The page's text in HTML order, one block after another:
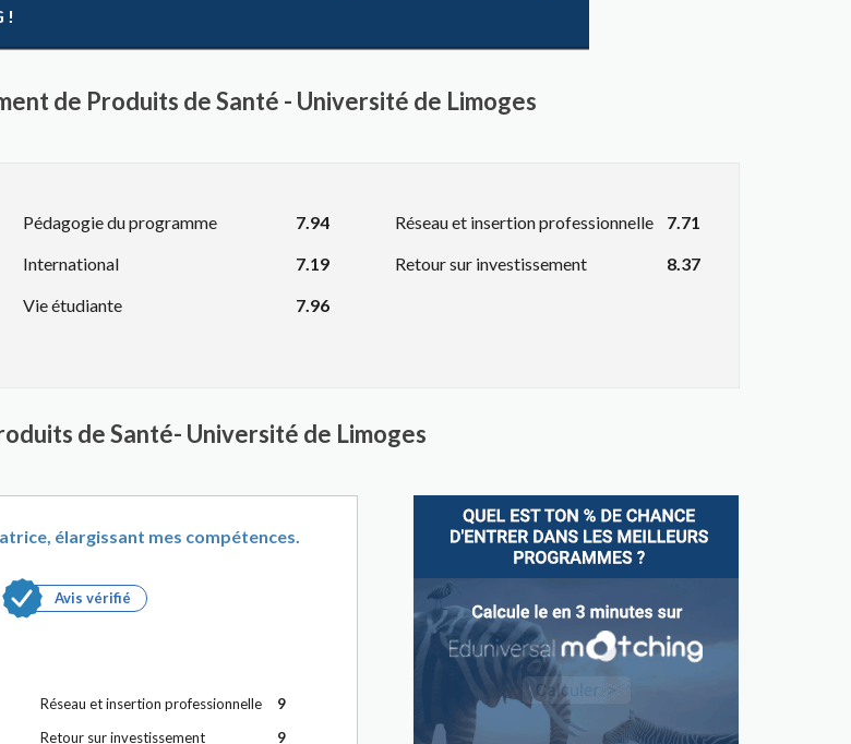
!
de Produits de Santé - Université de Limoges
Pédagogie du programme
7.94
International
7.19
Vie étudiante
7.96
Réseau et insertion professionnelle
7.71
Retour sur investissement
8.37
de Santé- Université de Limoges
élargissant mes compétences.
Avis vérifié
Réseau et insertion professionnelle
9
Retour sur investissement
9